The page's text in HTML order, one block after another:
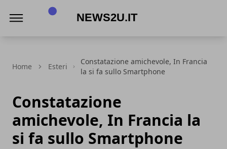
Home Esteri
Constatazione amichevole, In Francia
la si fa sullo Smartphone
Constatazione
amichevole, In Francia la
si fa sullo Smartphone